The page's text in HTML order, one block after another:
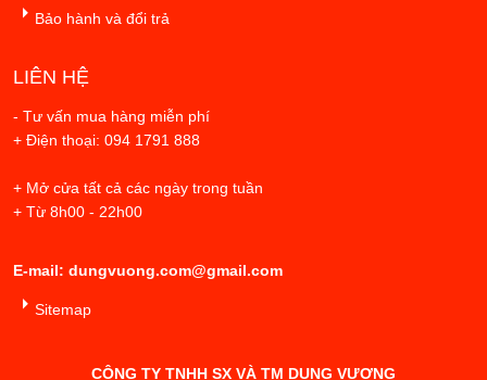
Bảo hành và đổi trả
LIÊN HỆ
- Tư vấn mua hàng miễn phí
+ Điện thoại: 094 1791 888
+ Mở cửa tất cả các ngày trong tuần
+ Từ 8h00 - 22h00
E-mail: dungvuong.com@gmail.com
Sitemap
CÔNG TY TNHH SX VÀ TM DUNG VƯỢNG